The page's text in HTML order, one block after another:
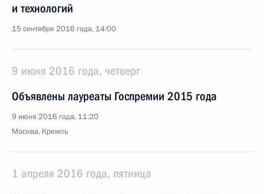
и технологий
15 сентября 2016 года, 14:00
9 июня 2016 года, четверг
Объявлены лауреаты Госпремии 2015 года
9 июня 2016 года, 11:20
Москва, Кремль
1 апреля 2016 года, пятница